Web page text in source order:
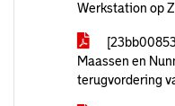
Werkstation op
Maassen en
terugvordering